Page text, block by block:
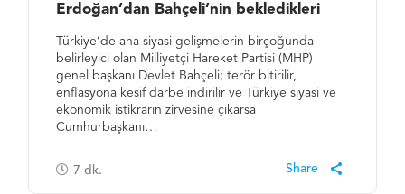
Erdoğan’dan Bahçeli’nin bekledikleri
Türkiye’de ana siyasi gelişmelerin birçoğunda
belirleyici olan Milliyetçi Hareket Partisi (MHP)
genel başkanı Devlet Bahçeli; terör bitirilir,
enflasyona kesif darbe indirilir ve Türkiye siyasi ve
ekonomik istikrarın zirvesine çıkarsa
Cumhurbaşkanı…
7 dk.